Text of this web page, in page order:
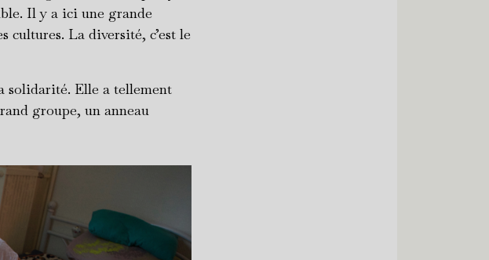
Il y a ici une grande
cultures. La diversité, c’est le
solidarité. Elle a tellement
groupe, un anneau